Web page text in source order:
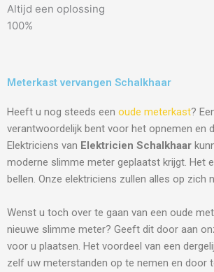
Altijd een oplossing
100%
Meterkast vervangen Schalkhaar
Heeft u nog steeds een oude meterkast?
verantwoordelijk bent voor het opnemen en
Elektriciens van Elektricien Schalkhaar
moderne slimme meter geplaatst krijgt. Het
bellen. Onze elektriciens zullen alles op zich
Wenst u toch over te gaan van een oude
nieuwe slimme meter? Geeft dit door aan
voor u plaatsen. Het voordeel van een
zelf uw meterstanden op te nemen en door